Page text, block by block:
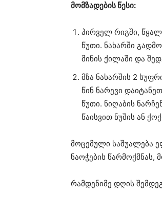
მომზადების წესი:
პირველ რიგში,
წუთი. ნახარში
მინის ქილაში და
მზა ნახარშის 2
წინ ნარევი
წუთი. ნიღაბის
წაისვით ნუშის ან
მოცემული საშუალება
ნაოჭების
რამდენიმე დღის